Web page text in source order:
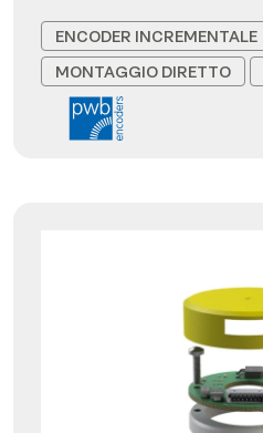
ENCODER INCREMENTALE
MONTAGGIO DIRETTO